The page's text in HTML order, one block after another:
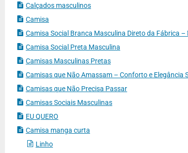
Calçados masculinos
Camisa
Camisa Social Branca Masculina Direto da Fábrica
Camisa Social Preta Masculina
Camisas Masculinas Pretas
Camisas que Não Amassam – Conforto e Elegância
Camisas que Não Precisa Passar
Camisas Sociais Masculinas
EU QUERO
Camisa manga curta
Linho